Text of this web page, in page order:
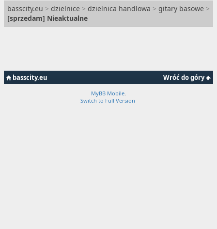
basscity.eu > dzielnice > dzielnica handlowa > gitary basowe >
[sprzedam] Nieaktualne
Wróć do góry
basscity.eu
MyBB Mobile.
Switch to Full Version